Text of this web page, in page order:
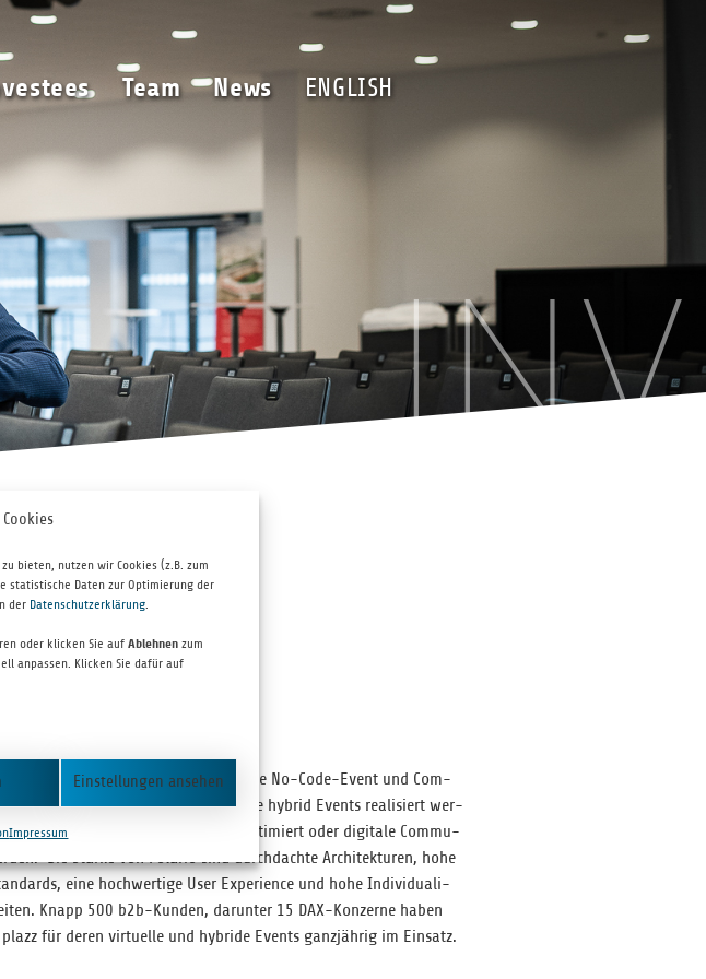
bieten, nutzen wir Cookies (z.B. zum
statistische Daten zur Optimierung der
der Datenschutzerklärung
oder klicken Sie auf Ablehnen zum
anpassen. Klicken Sie dafür auf
Einstellungen ansehen
Impressum
News ENGLISH
Team News ENGLISH
Pola­rio (https://polario.app/de
) eine No-Code-Event und Com­
über die live, vir­tu­ell sowie hybrid Events rea­li­siert wer­
und Mit­ar­bei­ter­kom­mu­ni­ka­tion opti­miert oder digi­tale Com­mu­
Die Stärke von Pola­rio sind durch­dachte Archi­tek­tu­ren, hohe
eine hoch­wer­tige User Expe­ri­ence und hohe Indi­vi­dua­li­
Knapp 500 b2b-Kun­den, dar­un­ter 15 DAX-Kon­zerne haben
für deren vir­tu­elle und hybride Events ganz­jäh­rig im Einsatz.